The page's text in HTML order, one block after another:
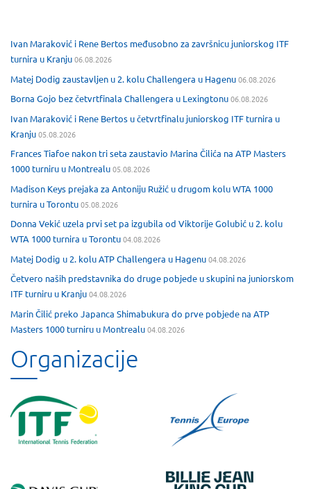
Ivan Maraković i Rene Bertos međusobno za završnicu juniorskog ITF
turnira u Kranju06.08.2026
Matej Dodig zaustavljen u 2. kolu Challengera u Hagenu06.08.2026
Borna Gojo bez četvrtfinala Challengera u Lexingtonu06.08.2026
Ivan Maraković i Rene Bertos u četvrtfinalu juniorskog ITF turnira u
Kranju05.08.2026
Frances Tiafoe nakon tri seta zaustavio Marina Čilića na ATP Masters
1000 turniru u Montrealu05.08.2026
Madison Keys prejaka za Antoniju Ružić u drugom kolu WTA 1000
turnira u Torontu05.08.2026
Donna Vekić uzela prvi set pa izgubila od Viktorije Golubić u 2. kolu
WTA 1000 turnira u Torontu04.08.2026
Matej Dodig u 2. kolu ATP Challengera u Hagenu04.08.2026
Četvero naših predstavnika do druge pobjede u skupini na juniorskom
ITF turniru u Kranju04.08.2026
Marin Čilić preko Japanca Shimabukura do prve pobjede na ATP
Masters 1000 turniru u Montrealu04.08.2026
Organizacije